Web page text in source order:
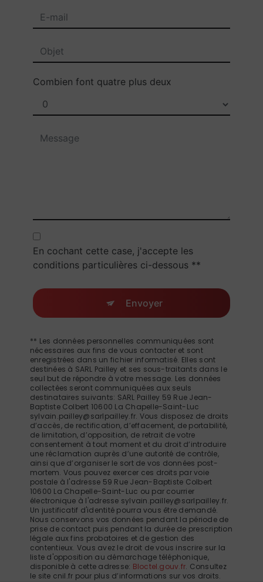
Combien font quatre plus deux
En cochant cette case, j'accepte les
conditions particulières ci-dessous **
Envoyer
** Les données personnelles communiquées sont
nécessaires aux fins de vous contacter et sont
enregistrées dans un fichier informatisé. Elles sont
destinées à SARL Pailley et ses sous-traitants dans le
seul but de répondre à votre message. Les données
collectées seront communiquées aux seuls
destinataires suivants: SARL Pailley 59 Rue Jean-
Baptiste Colbert 10600 La Chapelle-Saint-Luc
sylvain.pailley@sarlpailley.fr. Vous disposez de droits
d’accès, de rectification, d’effacement, de portabilité,
de limitation, d’opposition, de retrait de votre
consentement à tout moment et du droit d’introduire
une réclamation auprès d’une autorité de contrôle,
ainsi que d’organiser le sort de vos données post-
mortem. Vous pouvez exercer ces droits par voie
postale à l'adresse 59 Rue Jean-Baptiste Colbert
10600 La Chapelle-Saint-Luc ou par courrier
électronique à l'adresse sylvain.pailley@sarlpailley.fr.
Un justificatif d'identité pourra vous être demandé.
Nous conservons vos données pendant la période de
prise de contact puis pendant la durée de prescription
légale aux fins probatoires et de gestion des
contentieux. Vous avez le droit de vous inscrire sur la
liste d'opposition au démarchage téléphonique,
disponible à cette adresse: Bloctel.gouv.fr. Consultez
le site cnil.fr pour plus d’informations sur vos droits.